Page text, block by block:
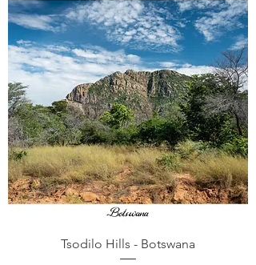
Tsodilo Hills - Botswana